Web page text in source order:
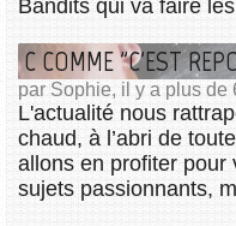
Bandits qui va faire
C COMME "C'EST
par Sophie, il y a plus de
L'actualité nous
chaud, à l’abri de
allons en profiter pour
sujets passionnants,